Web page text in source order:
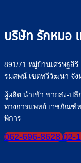
บริษัท รักหมอ
891/71 หมู่บ้านเศรษฐสิ
รมสพน์ เขตทวีวัฒนา จัง
ผู้ผลิต นำเข้า ขายส่ง-ป
ทางการแพทย์ เวชภัณฑ์
พิการ
062-696-8628 02-